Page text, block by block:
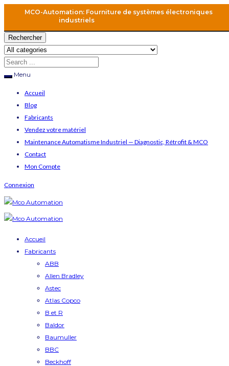
MCO-Automation: Fourniture de systèmes électroniques
industriels
Rechercher
Menu
Accueil
Blog
Fabricants
Vendez votre matériel
Maintenance Automatisme Industriel — Diagnostic, Rétrofit & MCO
Contact
Mon Compte
Connexion
Accueil
Fabricants
ABB
Allen Bradley
Astec
Atlas Copco
B et R
Baldor
Baumuller
BBC
Beckhoff